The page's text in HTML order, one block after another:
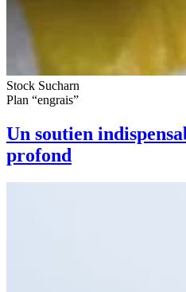
Stock Sucharn
Plan “engrais”
Un soutien
profond